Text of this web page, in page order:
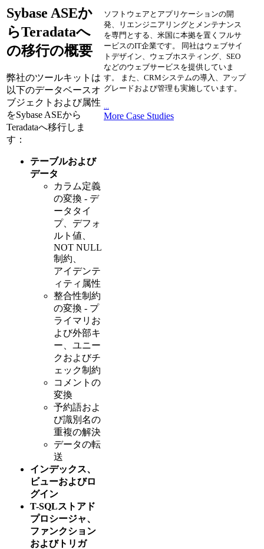
Sybase ASEか
らTeradataへ
の移行の概要
弊社のツールキットは
以下のデータベースオ
ブジェクトおよび属性
をSybase ASEから
Teradataへ移行しま
す：
テーブルおよび
データ
カラム定義
の変換 - デ
ータタイ
プ、デフォ
ルト値、
NOT NULL
制約、
アイデンテ
ィティ属性
整合性制約
の変換 - プ
ライマリお
よび外部キ
ー、ユニー
クおよびチ
ェック制約
コメントの
変換
予約語およ
び識別名の
重複の解決
データの転
送
インデックス、
ビューおよびロ
グイン
T-SQLストアド
プロシージャ、
ファンクション
およびトリガ
ソフトウェアとアプリケーションの開
発、リエンジニアリングとメンテナンス
を専門とする、米国に本拠を置くフルサ
ービスのIT企業です。 同社はウェブサイ
トデザイン、ウェブホスティング、SEO
などのウェブサービスを提供していま
す。 また、CRMシステムの導入、アップ
グレードおよび管理も実施しています。
...
More Case Studies